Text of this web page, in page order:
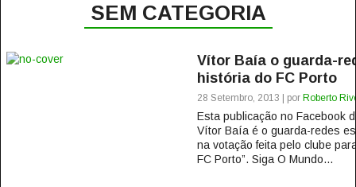
SEM CATEGORIA
Vítor Baía o guarda-
história do FC Porto
28 Setembro, 2013 | por Roberto
Esta publicação no Facebook
Vítor Baía é o guarda-redes
na votação feita pelo clube
FC Porto”. Siga O Mundo...